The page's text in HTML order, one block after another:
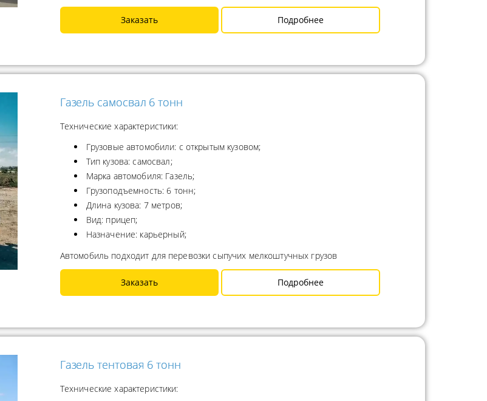
Заказать Подробнее
Газель самосвал 6 тонн
Технические характеристики:
Грузовые автомобили: с открытым кузовом;
Тип кузова: самосвал;
Марка автомобиля: Газель;
Грузоподъемность: 6 тонн;
Длина кузова: 7 метров;
Вид: прицеп;
Назначение: карьерный;
Автомобиль подходит для перевозки сыпучих мелкоштучных грузов
Заказать Подробнее
Газель тентовая 6 тонн
Технические характеристики: